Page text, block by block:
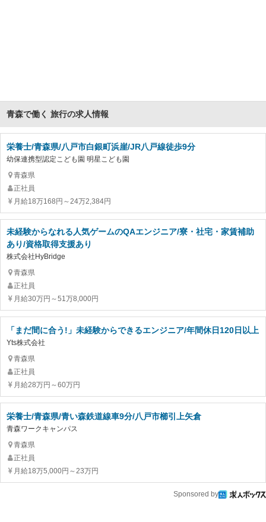
青森で働く 旅行の求人情報
栄養士/青森県/八戸市白銀町浜崖/JR八戸線徒歩9分
幼保連携型認定こども園 明星こども園
青森県
正社員
月給18万168円～24万2,384円
未経験からなれる人気ゲームのQAエンジニア/寮・社宅・家賃補助
あり/資格取得支援あり
株式会社HyBridge
青森県
正社員
月給30万円～51万8,000円
「まだ間に合う!」未経験からできるエンジニア/年間休日120日以上
Yts株式会社
青森県
正社員
月給28万円～60万円
栄養士/青森県/青い森鉄道線車9分/八戸市櫛引上矢倉
青森ワークキャンパス
青森県
正社員
月給18万5,000円～23万円
Sponsored by